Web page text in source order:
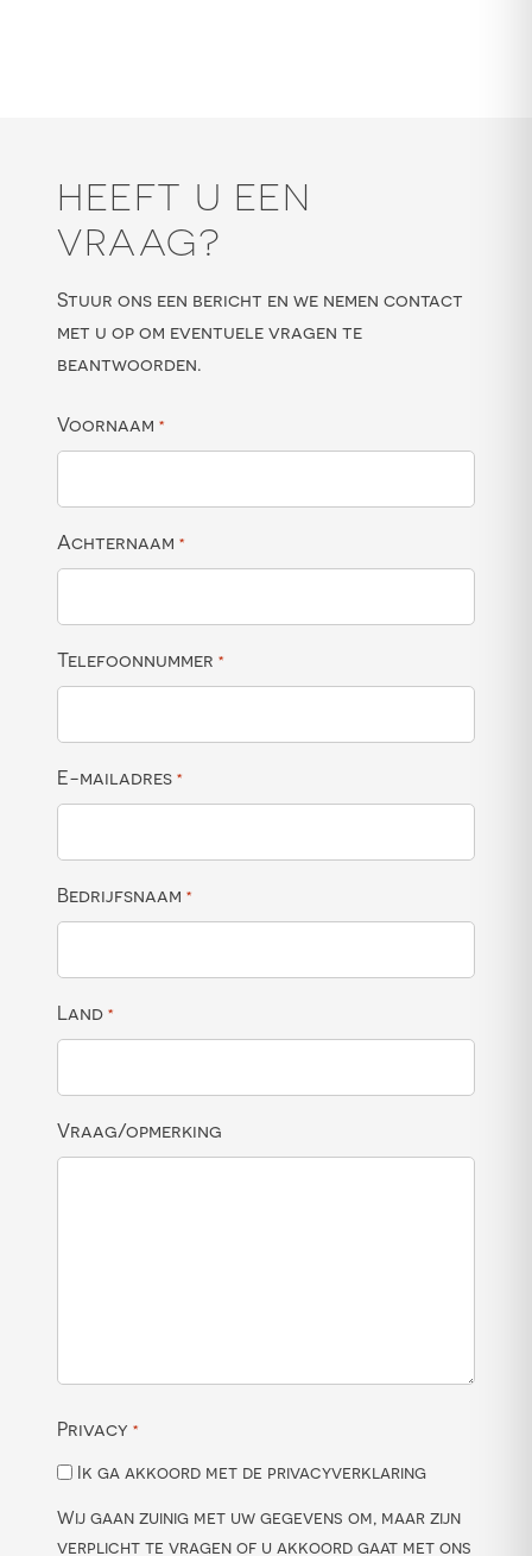
HEEFT U EEN
VRAAG?
Stuur ons een bericht en we nemen contact
met u op om eventuele vragen te
beantwoorden.
Voornaam *
Achternaam *
Telefoonnummer *
E-mailadres *
Bedrijfsnaam *
Land *
Vraag/opmerking
Privacy *
Ik ga akkoord met de privacyverklaring
Wij gaan zuinig met uw gegevens om, maar zijn
verplicht te vragen of u akkoord gaat met ons